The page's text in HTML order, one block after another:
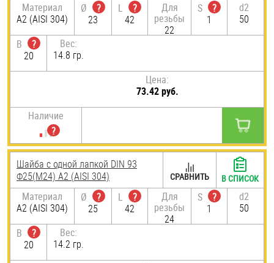
Материал
А2 (AISI 304)
Ø
?
23
L
?
42
Для
резьбы
22
S
?
1
d2
50
B
?
20
Вес:
14.8 гр.
Цена:
73.42 руб.
Наличие
Шайба с одной лапкой DIN 93
Ф25(М24) А2 (AISI 304)
Материал
А2 (AISI 304)
Ø
?
25
L
?
42
Для
резьбы
24
S
?
1
d2
50
B
?
20
Вес:
14.2 гр.
СРАВНИТЬ В СПИСОК